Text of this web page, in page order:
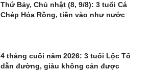
Thứ Bảy, Chủ nhật (8, 9/8): 3 tuổi Cá
Chép Hóa Rồng, tiền vào như nước
4 tháng cuối năm 2026: 3 tuổi Lộc Tổ
dẫn đường, giàu không cản được